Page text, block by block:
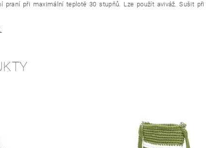
praní při maximální teplotě 30 stupňů. Lze použít aviváž. Sušit